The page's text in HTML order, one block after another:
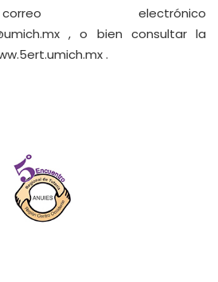
electrónico
, o bien consultar la
.